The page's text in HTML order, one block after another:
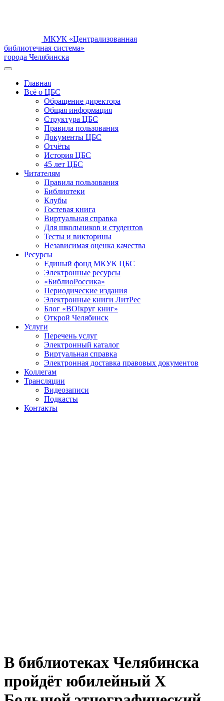
МКУК «Централизованная
библиотечная система»
города Челябинска
Главная
Всё о ЦБС
Обращение директора
Общая информация
Структура ЦБС
Правила пользования
Документы ЦБС
Отчёты
История ЦБС
45 лет ЦБС
Читателям
Правила пользования
Библиотеки
Клубы
Гостевая книга
Виртуальная справка
Для школьников и студентов
Тесты и викторины
Независимая оценка качества
Ресурсы
Единый фонд МКУК ЦБС
Электронные ресурсы
«БиблиоРоссика»
Периодические издания
Электронные книги ЛитРес
Блог «ВО!круг книг»
Открой Челябинск
Услуги
Перечень услуг
Электронный каталог
Виртуальная справка
Электронная доставка правовых документов
Коллегам
Трансляции
Видеозаписи
Подкасты
Контакты
В библиотеках Челябинска
пройдёт юбилейный X